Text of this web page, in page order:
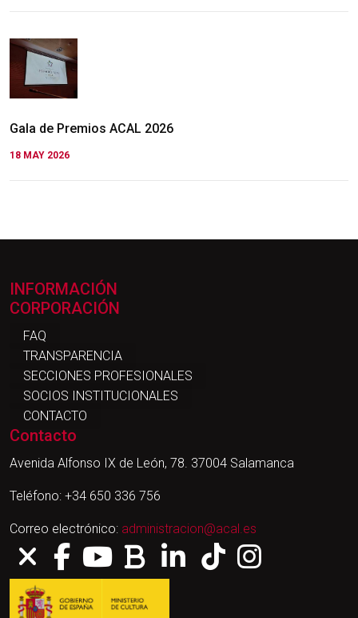
Gala de Premios ACAL 2026
18 MAY 2026
INFORMACIÓN
CORPORACIÓN
FAQ
TRANSPARENCIA
SECCIONES PROFESIONALES
SOCIOS INSTITUCIONALES
CONTACTO
Contacto
Avenida Alfonso IX de León, 78. 37004 Salamanca
Teléfono: +34 650 336 756
Correo electrónico: administracion@acal.es